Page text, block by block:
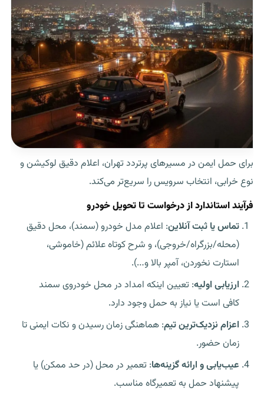
برای حمل ایمن در مسیرهای پرتردد تهران، اعلام دقیق لوکیشن و
نوع خرابی، انتخاب سرویس را سریع‌تر می‌کند.
فرآیند استاندارد از درخواست تا تحویل خودرو
تماس یا ثبت آنلاین: اعلام مدل خودرو (سمند)، محل دقیق
(محله/بزرگراه/خروجی)، و شرح کوتاه علائم (خاموشی،
استارت نخوردن، آمپر بالا و…).
ارزیابی اولیه: تعیین اینکه امداد در محل خودروی سمند
کافی است یا نیاز به حمل وجود دارد.
اعزام نزدیک‌ترین تیم: هماهنگی زمان رسیدن و نکات ایمنی تا
زمان حضور.
عیب‌یابی و ارائه گزینه‌ها: تعمیر در محل (در حد ممکن) یا
پیشنهاد حمل به تعمیرگاه مناسب.